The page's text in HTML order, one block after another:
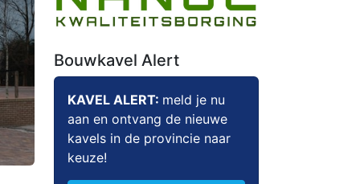
Bouwkavel Alert
KAVEL ALERT: meld je nu
aan en ontvang de nieuwe
kavels in de provincie naar
keuze!